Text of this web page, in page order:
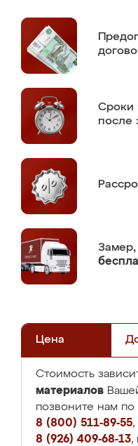
Сроки
после
Замер,
Цена
Стоимость
материалов
позвоните нам
8 (800) 511-89-55,
8 (926) 409-68-13,